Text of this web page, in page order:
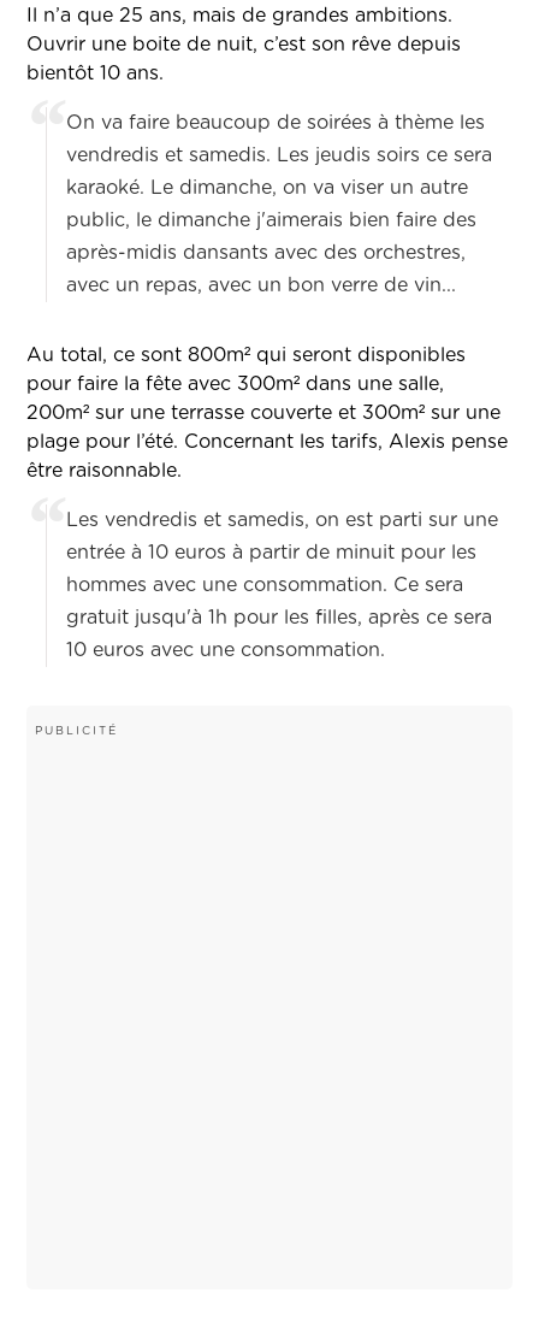
Il n’a que 25 ans, mais de grandes ambitions.
Ouvrir une boite de nuit, c’est son rêve depuis
bientôt 10 ans.
On va faire beaucoup de soirées à thème les
vendredis et samedis. Les jeudis soirs ce sera
karaoké. Le dimanche, on va viser un autre
public, le dimanche j'aimerais bien faire des
après-midis dansants avec des orchestres,
avec un repas, avec un bon verre de vin...
Au total, ce sont 800m² qui seront disponibles
pour faire la fête avec 300m² dans une salle,
200m² sur une terrasse couverte et 300m² sur une
plage pour l’été. Concernant les tarifs, Alexis pense
être raisonnable.
Les vendredis et samedis, on est parti sur une
entrée à 10 euros à partir de minuit pour les
hommes avec une consommation. Ce sera
gratuit jusqu'à 1h pour les filles, après ce sera
10 euros avec une consommation.